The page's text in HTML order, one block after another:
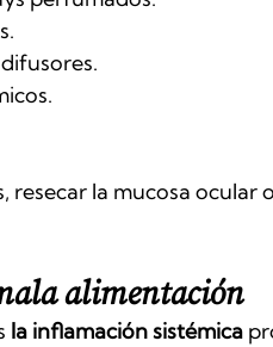
resecar la mucosa ocular
alimentación
la inflamación sistémica